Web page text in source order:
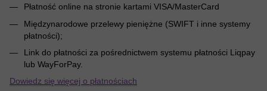
Płatność online na stronie kartami VISA/MasterCard
Międzynarodowe przelewy pieniężne (SWIFT i inne systemy
płatności);
Link do płatności za pośrednictwem systemu płatności Liqpay
lub WayForPay.
Dowiedz się więcej o płatnościach